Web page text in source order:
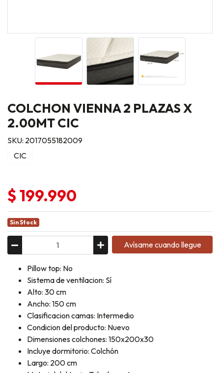
COLCHON VIENNA 2 PLAZAS X
2.00MT CIC
SKU: 2017055182009
CIC
$ 199.990
Sin Stock
Avísame cuando llegue
Pillow top: No
Sistema de ventilacion: Sí
Alto: 30 cm
Ancho: 150 cm
Clasificacion camas: Intermedio
Condicion del producto: Nuevo
Dimensiones colchones: 150x200x30
Incluye dormitorio: Colchón
Largo: 200 cm